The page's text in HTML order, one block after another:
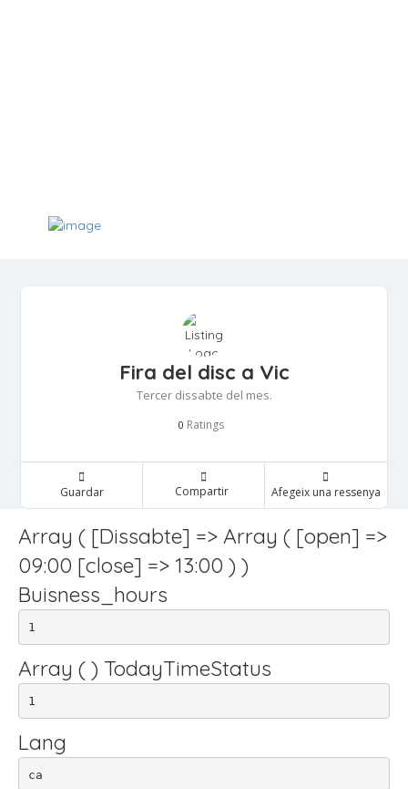
Fira del disc a Vic
Tercer dissabte del mes.
0 Ratings
Guardar Compartir Afegeix una ressenya
Array ( [Dissabte] => Array ( [open] =>
09:00 [close] => 13:00 ) )
Buisness_hours
1
Array ( ) TodayTimeStatus
1
Lang
ca